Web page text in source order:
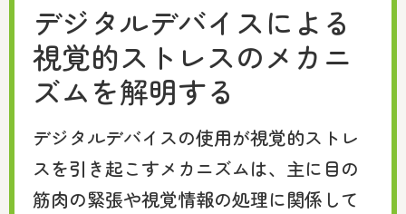
デジタルデバイスによる
視覚的ストレスのメカニ
ズムを解明する
デジタルデバイスの使用が視覚的ストレ
スを引き起こすメカニズムは、主に目の
筋肉の緊張や視覚情報の処理に関係して